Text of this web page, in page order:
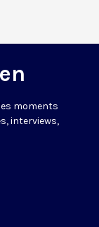
moments
interviews,